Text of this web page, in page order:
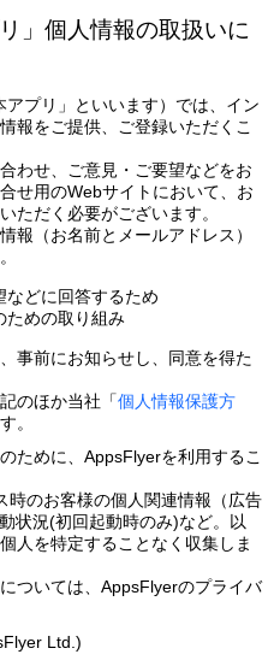
」個人情報の取扱いに
アプリ」といいます）では、イン
報をご提供、ご登録いただくこ
わせ、ご意見・ご要望などをお
せ用のWebサイトにおいて、お
ただく必要がございます。
報（お名前とメールアドレス）
などに回答するため
ための取り組み
事前にお知らせし、同意を得た
のほか当社「個人情報保護方
。
ために、AppsFlyerを利用するこ
時のお客様の個人関連情報（広告
状況(初回起動時のみ)など。以
人を特定することなく収集しま
ついては、AppsFlyerのプライバ
Ltd.)